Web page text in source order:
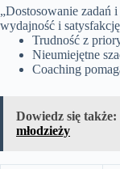
„Dostosowanie zadań
wydajność i
Trudność z
Nieumiejętne
Coaching
Dowiedz się także:
młodzieży